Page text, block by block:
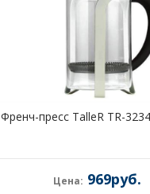
Френч-пресс TalleR TR-
Цена: 969руб.